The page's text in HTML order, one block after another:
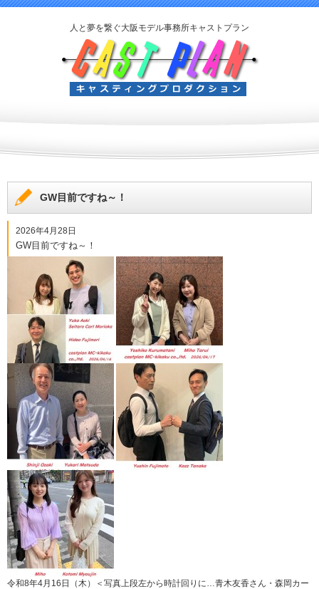
人と夢を繋ぐ大阪モデル事務所キャストプラン
GW目前ですね～！
2026年4月28日
GW目前ですね～！
令和8年4月16日（木）＜写真上段左から時計回りに…青木友香さん・森岡カー